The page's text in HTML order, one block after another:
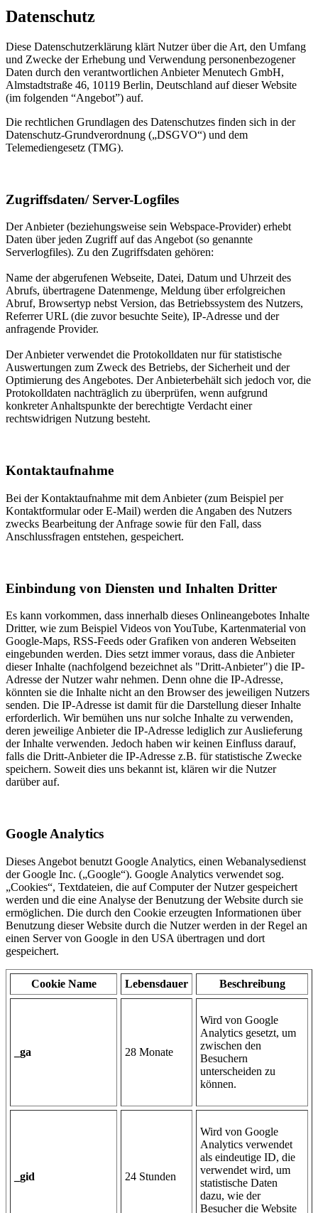
Datenschutz
Diese Datenschutzerklärung klärt Nutzer über die Art, den Umfang
und Zwecke der Erhebung und Verwendung personenbezogener
Daten durch den verantwortlichen Anbieter Menutech GmbH,
Almstadtstraße 46, 10119 Berlin, Deutschland auf dieser Website
(im folgenden “Angebot”) auf.
Die rechtlichen Grundlagen des Datenschutzes finden sich in der
Datenschutz-Grundverordnung („DSGVO“) und dem
Telemediengesetz (TMG).
Zugriffsdaten/ Server-Logfiles
Der Anbieter (beziehungsweise sein Webspace-Provider) erhebt
Daten über jeden Zugriff auf das Angebot (so genannte
Serverlogfiles). Zu den Zugriffsdaten gehören:
Name der abgerufenen Webseite, Datei, Datum und Uhrzeit des
Abrufs, übertragene Datenmenge, Meldung über erfolgreichen
Abruf, Browsertyp nebst Version, das Betriebssystem des Nutzers,
Referrer URL (die zuvor besuchte Seite), IP-Adresse und der
anfragende Provider.
Der Anbieter verwendet die Protokolldaten nur für statistische
Auswertungen zum Zweck des Betriebs, der Sicherheit und der
Optimierung des Angebotes. Der Anbieterbehält sich jedoch vor, die
Protokolldaten nachträglich zu überprüfen, wenn aufgrund
konkreter Anhaltspunkte der berechtigte Verdacht einer
rechtswidrigen Nutzung besteht.
Kontaktaufnahme
Bei der Kontaktaufnahme mit dem Anbieter (zum Beispiel per
Kontaktformular oder E-Mail) werden die Angaben des Nutzers
zwecks Bearbeitung der Anfrage sowie für den Fall, dass
Anschlussfragen entstehen, gespeichert.
Einbindung von Diensten und Inhalten Dritter
Es kann vorkommen, dass innerhalb dieses Onlineangebotes Inhalte
Dritter, wie zum Beispiel Videos von YouTube, Kartenmaterial von
Google-Maps, RSS-Feeds oder Grafiken von anderen Webseiten
eingebunden werden. Dies setzt immer voraus, dass die Anbieter
dieser Inhalte (nachfolgend bezeichnet als "Dritt-Anbieter") die IP-
Adresse der Nutzer wahr nehmen. Denn ohne die IP-Adresse,
könnten sie die Inhalte nicht an den Browser des jeweiligen Nutzers
senden. Die IP-Adresse ist damit für die Darstellung dieser Inhalte
erforderlich. Wir bemühen uns nur solche Inhalte zu verwenden,
deren jeweilige Anbieter die IP-Adresse lediglich zur Auslieferung
der Inhalte verwenden. Jedoch haben wir keinen Einfluss darauf,
falls die Dritt-Anbieter die IP-Adresse z.B. für statistische Zwecke
speichern. Soweit dies uns bekannt ist, klären wir die Nutzer
darüber auf.
Google Analytics
Dieses Angebot benutzt Google Analytics, einen Webanalysedienst
der Google Inc. („Google“). Google Analytics verwendet sog.
„Cookies“, Textdateien, die auf Computer der Nutzer gespeichert
werden und die eine Analyse der Benutzung der Website durch sie
ermöglichen. Die durch den Cookie erzeugten Informationen über
Benutzung dieser Website durch die Nutzer werden in der Regel an
einen Server von Google in den USA übertragen und dort
gespeichert.
Cookie Name Lebensdauer Beschreibung
_ga 28 Monate
Wird von Google
Analytics gesetzt, um
zwischen den
Besuchern
unterscheiden zu
können.
_gid 24 Stunden
Wird von Google
Analytics verwendet
als eindeutige ID, die
verwendet wird, um
statistische Daten
dazu, wie der
Besucher die Website